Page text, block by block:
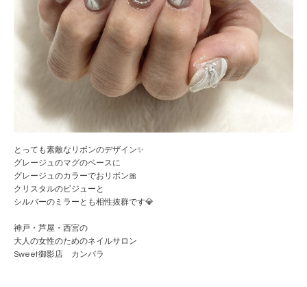
とっても素敵なリボンのデザイン✨
グレージュのマグのベースに
グレージュのカラーでおリボン🎀
クリスタルのビジューと
シルバーのミラーとも相性抜群です💎
神戸・芦屋・西宮の
大人の女性のためのネイルサロン
Sweet御影店 カンバラ